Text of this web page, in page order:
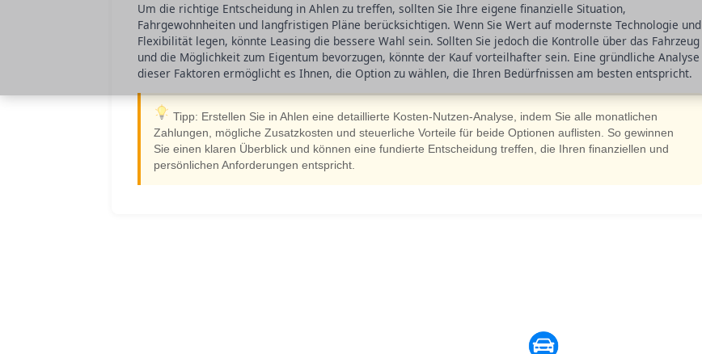
Um die richtige Entscheidung in Ahlen zu treffen, sollten Sie Ihre eigene finanzielle Situation,
Fahrgewohnheiten und langfristigen Pläne berücksichtigen. Wenn Sie Wert auf modernste Technologie und
Flexibilität legen, könnte Leasing die bessere Wahl sein. Sollten Sie jedoch die Kontrolle über das Fahrzeug
und die Möglichkeit zum Eigentum bevorzugen, könnte der Kauf vorteilhafter sein. Eine gründliche Analyse
dieser Faktoren ermöglicht es Ihnen, die Option zu wählen, die Ihren Bedürfnissen am besten entspricht.
Tipp: Erstellen Sie in Ahlen eine detaillierte Kosten-Nutzen-Analyse, indem Sie alle monatlichen
Zahlungen, mögliche Zusatzkosten und steuerliche Vorteile für beide Optionen auflisten. So gewinnen
Sie einen klaren Überblick und können eine fundierte Entscheidung treffen, die Ihren finanziellen und
persönlichen Anforderungen entspricht.